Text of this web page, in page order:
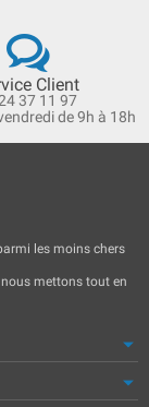
Client
37 11 97
de 9h à 18h
les moins chers
mettons tout en